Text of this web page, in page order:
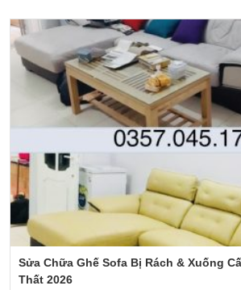
Sửa Chữa Ghế Sofa Bị Rách & Xuống
Thất 2026